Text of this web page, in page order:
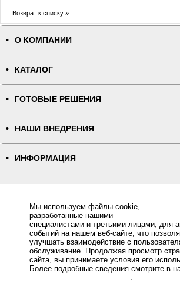
Мы используем файлы cookie,
разработанные нашими
специалистами и третьими лицами, для
событий на нашем веб-сайте, что
улучшать взаимодействие с
обслуживание. Продолжая просмотр
сайта, вы принимаете условия его
Более подробные сведения смотрите в
.
Возврат к списку »
О КОМПАНИИ
КАТАЛОГ
ГОТОВЫЕ РЕШЕНИЯ
НАШИ ВНЕДРЕНИЯ
ИНФОРМАЦИЯ
ПОЛНАЯ ВЕРСИЯ
Интернет-магазин "ПОСЛЭНД" - торгового оборудования,
торговли, расходных материалов
Все права защищены, ООО "ПОСЛЭНД" ©
Политика конфиденциальности
Основное: Новая версия Frontol xPOS для POS HUB-19 и
сканером с АТОЛ 90Ф, Новая версия Frontol xPOS для POS HUB-19
работы со сканером с АТОЛ 90Ф, Новая версия Frontol xPOS для